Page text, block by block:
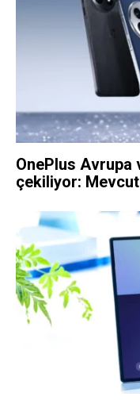
OnePlus Avrupa
çekiliyor: